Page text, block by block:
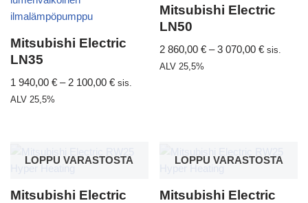
Mitsubishi Electric
LN35
1 940,00 € – 2 100,00 € sis.
ALV 25,5%
Mitsubishi Electric
LN50
2 860,00€ – 3 070,00€ sis.
ALV 25,5%
LOPPU VARASTOSTA
Mitsubishi Electric
LOPPU VARASTOSTA
Mitsubishi Electric